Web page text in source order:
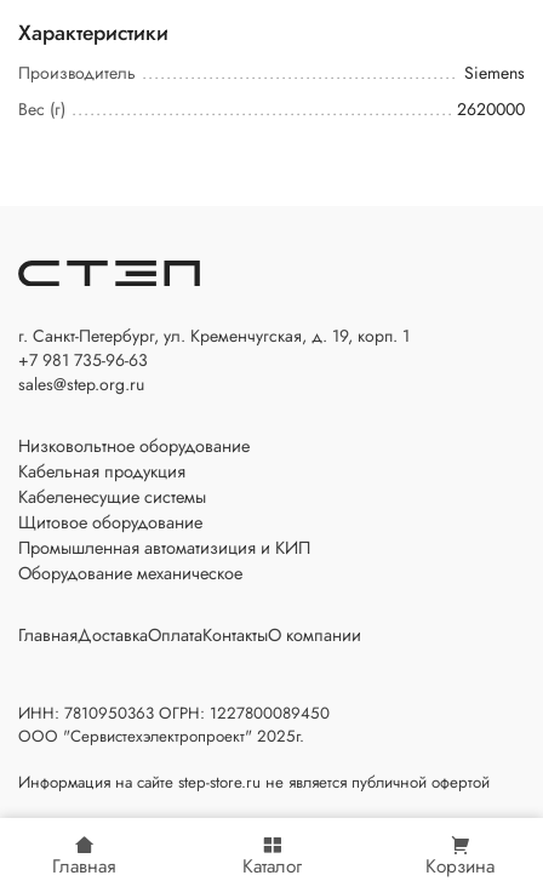
Главная Каталог Корзина
Характеристики
Производитель
Siemens
Вес (г)
2620000
г. Санкт-Петербург, ул. Кременчугская, д. 19, корп. 1
+7 981 735-96-63
sales@step.org.ru
ГлавнаяДоставкаОплатаКонтактыО компании
Низковольтное оборудование
Кабельная продукция
Кабеленесущие системы
Щитовое оборудование
Промышленная автоматизиция и КИП
Оборудование механическое
ИНН: 7810950363 ОГРН: 1227800089450
ООО "Сервистехэлектропроект" 2025г.
Информация на сайте step-store.ru не является публичной офертой